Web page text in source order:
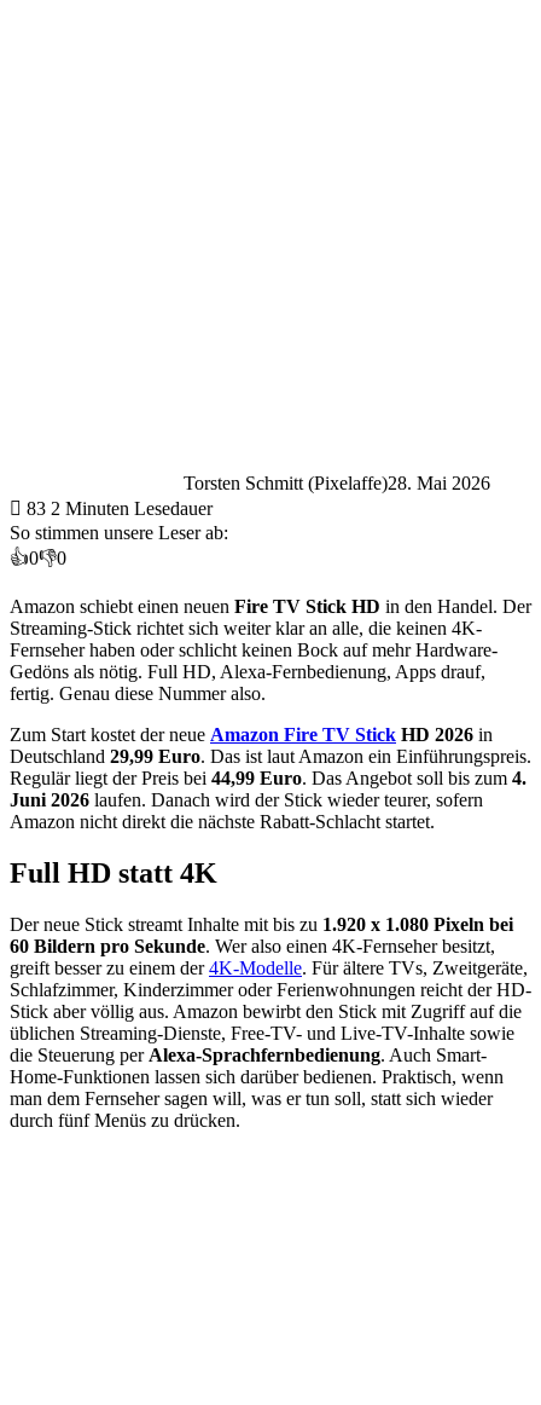
Torsten Schmitt (Pixelaffe)28. Mai 2026
83 2 Minuten Lesedauer
So stimmen unsere Leser ab:
👍0👎0
Amazon schiebt einen neuen Fire TV Stick HD in den Handel. Der
Streaming-Stick richtet sich weiter klar an alle, die keinen 4K-
Fernseher haben oder schlicht keinen Bock auf mehr Hardware-
Gedöns als nötig. Full HD, Alexa-Fernbedienung, Apps drauf,
fertig. Genau diese Nummer also.
Zum Start kostet der neue Amazon Fire TV Stick HD 2026 in
Deutschland 29,99 Euro. Das ist laut Amazon ein Einführungspreis.
Regulär liegt der Preis bei 44,99 Euro. Das Angebot soll bis zum 4.
Juni 2026 laufen. Danach wird der Stick wieder teurer, sofern
Amazon nicht direkt die nächste Rabatt-Schlacht startet.
Full HD statt 4K
Der neue Stick streamt Inhalte mit bis zu 1.920 x 1.080 Pixeln bei
60 Bildern pro Sekunde. Wer also einen 4K-Fernseher besitzt,
greift besser zu einem der4K-Modelle. Für ältere TVs, Zweitgeräte,
Schlafzimmer, Kinderzimmer oder Ferienwohnungen reicht der HD-
Stick aber völlig aus. Amazon bewirbt den Stick mit Zugriff auf die
üblichen Streaming-Dienste, Free-TV- und Live-TV-Inhalte sowie
die Steuerung per Alexa-Sprachfernbedienung. Auch Smart-
Home-Funktionen lassen sich darüber bedienen. Praktisch, wenn
man dem Fernseher sagen will, was er tun soll, statt sich wieder
durch fünf Menüs zu drücken.